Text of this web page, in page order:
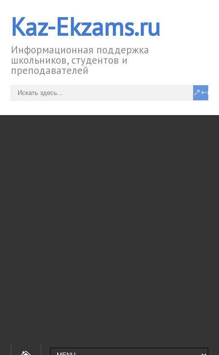
Kaz-Ekzams.ru
Информационная поддержка
школьников, студентов и
преподавателей